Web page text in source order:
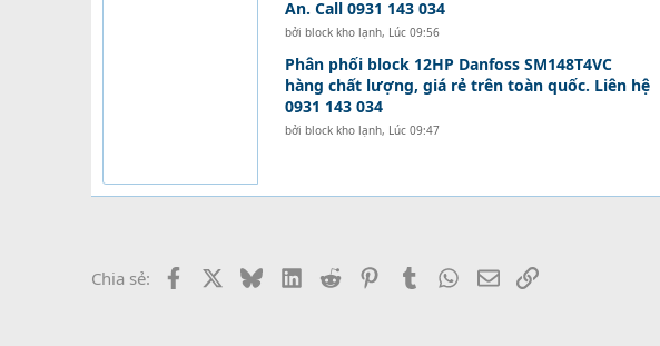
An. Call 0931 143 034
bởi block kho lạnh, Lúc 09:56
Phân phối block 12HP Danfoss SM148T4VC
hàng chất lượng, giá rẻ trên toàn quốc. Liên hệ
0931 143 034
bởi block kho lạnh, Lúc 09:47
Chia sẻ: Facebook BlueskyLinkedIn
Reddit PinterestTumblr WhatsApp
EmailLink